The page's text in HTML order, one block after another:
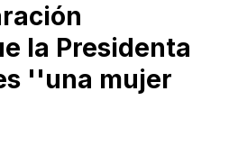
la Presidenta
''una mujer